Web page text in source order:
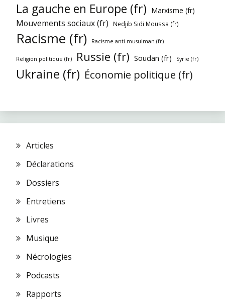
La gauche en Europe (fr) Marxisme (fr)
Mouvements sociaux (fr) Nedjib Sidi Moussa (fr)
Racisme (fr) Racisme anti-musulman (fr)
Religion politique (fr) Russie (fr) Soudan (fr) Syrie (fr)
Ukraine (fr) Économie politique (fr)
Articles
Déclarations
Dossiers
Entretiens
Livres
Musique
Nécrologies
Podcasts
Rapports